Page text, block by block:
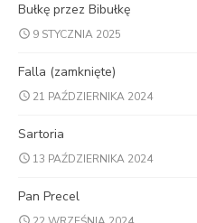
Bułkę przez Bibułkę
9 STYCZNIA 2025
Falla (zamknięte)
21 PAŹDZIERNIKA 2024
Sartoria
13 PAŹDZIERNIKA 2024
Pan Precel